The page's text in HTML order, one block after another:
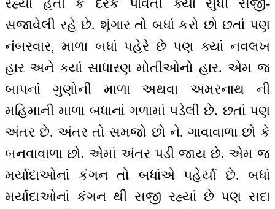
રહ્યાં હતાં કે દરેક પાર્વતી ક્યાં સુધી સજી-
સજાવેલી રહે છે. શૃંગાર તો બધાં કરો છો છતાં પણ
નંબરવાર, માળા બધાં પહેરે છે પણ ક્યાં નવલખ
હાર અને ક્યાં સાધારણ મોતીઓનો હાર. એમ જ
બાપનાં ગુણોની માળા અથવા અમરનાથ ની
મહિમાની માળા બધાનાં ગળામાં પડેલી છે. છતાં પણ
અંતર છે. અંતર તો સમજો છો ને. ગાવાવાળા છો કે
બનવાવાળા છો. એમાં અંતર પડી જાય છે. એમ જ
મર્યાદાઓનાં કંગન તો બધાંએ પહેર્યાં છે. બધાં
મર્યાદાઓનાં કંગન થી સજી રહ્યાં છે પણ સદા